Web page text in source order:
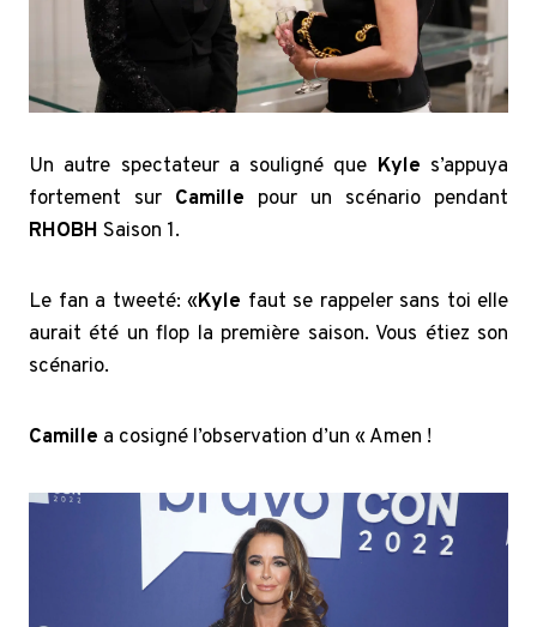
Un autre spectateur a souligné que Kyle s’appuya
fortement sur Camille pour un scénario pendant
RHOBH Saison 1.
Le fan a tweeté: «Kyle faut se rappeler sans toi elle
aurait été un flop la première saison. Vous étiez son
scénario.
Camille a cosigné l’observation d’un « Amen !